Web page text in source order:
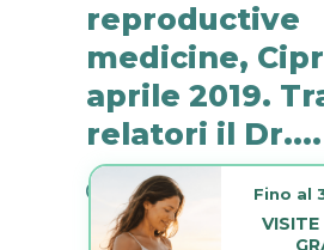
reproductive
medicine,
aprile 2019.
relatori il Dr....
12 Aprile 2019 0
VISITE
Fino al